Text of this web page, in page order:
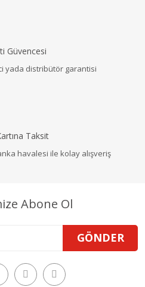
Güvencesi
yada distribütör garantisi
Taksit
havalesi ile kolay alışveriş
Abone Ol
GÖNDER